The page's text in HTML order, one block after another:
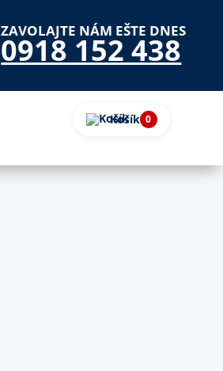
ZAVOLAJTE NÁM EŠTE DNES
0918 152 438
Košík 0